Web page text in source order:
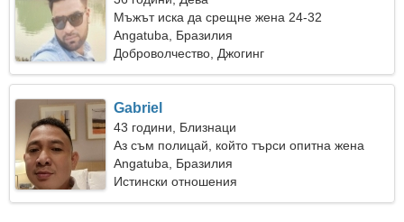
Мъжът иска да срещне жена 24-32
Angatuba, Бразилия
Доброволчество, Джогинг
Gabriel
43 години, Близнаци
Аз съм полицай, който търси опитна жена
Angatuba, Бразилия
Истински отношения